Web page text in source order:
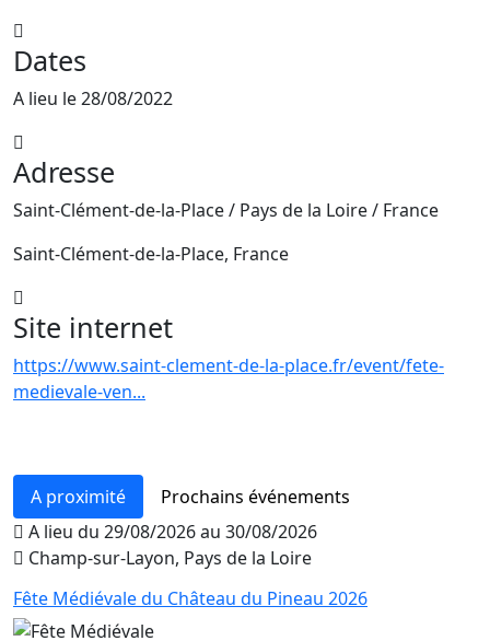
Dates
A lieu le 28/08/2022
Adresse
Saint-Clément-de-la-Place / Pays de la Loire / France
Saint-Clément-de-la-Place, France
+
−
Site internet
https://www.saint-clement-de-la-place.fr/event/fete-
medievale-ven...
A proximité
Prochains événements
A lieu du 29/08/2026 au 30/08/2026
Champ-sur-Layon, Pays de la Loire
Fête Médiévale du Château du Pineau 2026